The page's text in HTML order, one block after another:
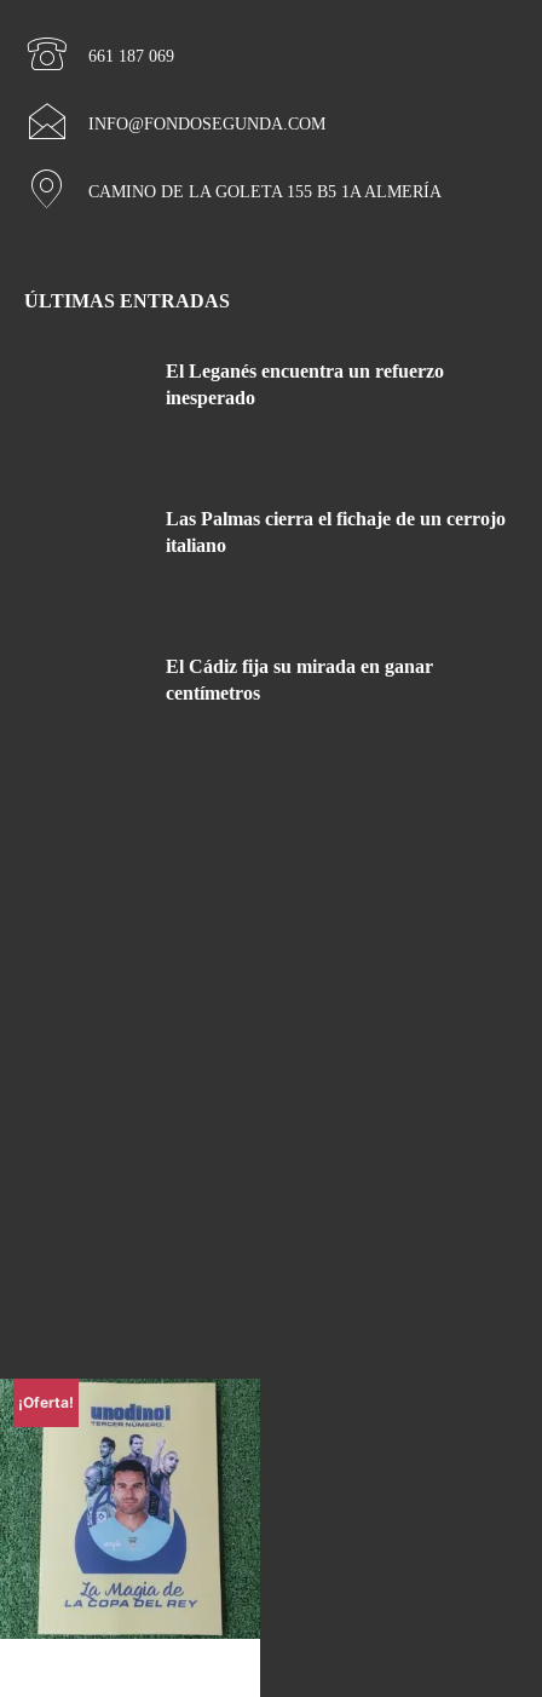
661 187 069
INFO@FONDOSEGUNDA.COM
CAMINO DE LA GOLETA 155 B5 1A ALMERÍA
ÚLTIMAS ENTRADAS
El Leganés encuentra un refuerzo
inesperado
Las Palmas cierra el fichaje de un cerrojo
italiano
El Cádiz fija su mirada en ganar
centímetros
¡Oferta!